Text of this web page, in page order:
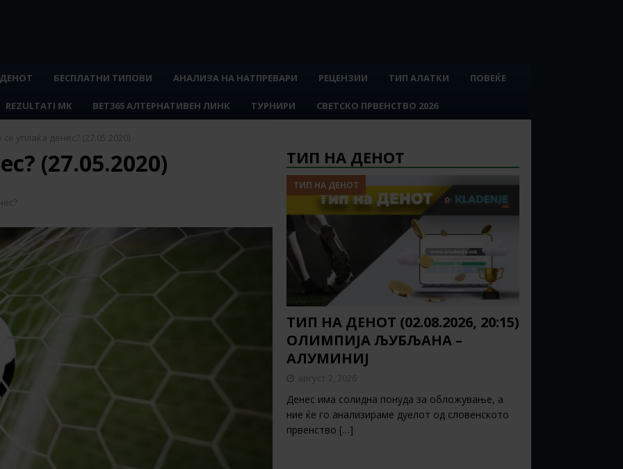
БЕСПЛАТНИ ТИПОВИ АНАЛИЗА НА НАТПРЕВАРИ РЕЦЕНЗИИ ТИП АЛАТКИ ПОВЕЌЕ
REZULTATI MK BET365 АЛТЕРНАТИВЕН ЛИНК ТУРНИРИ СВЕТСКО ПРВЕНСТВО 2026
уплаќа денес? (27.05.2020)
(27.05.2020) ТИП НА ДЕНОТ
ТИП НА ДЕНОТ
ТИП НА ДЕНОТ (02.08.2026, 20:15)
ОЛИМПИЈА ЉУБЉАНА –
АЛУМИНИЈ
август 2, 2026
Денес има солидна понуда за обложување, а
ние ќе го анализираме дуелот од словенското
првенство […]